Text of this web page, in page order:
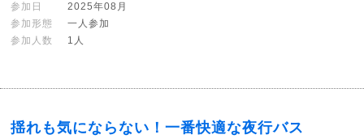
参加日
2025年08月
参加形態
一人参加
参加人数
1人
揺れも気にならない！一番快適な夜行バス